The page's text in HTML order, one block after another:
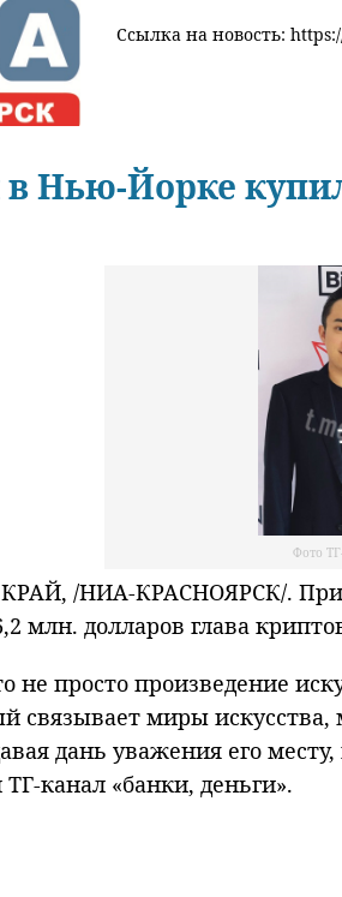
Ссылка на новость:
Нью-Йорке
Фото
/НИА-КРАСНОЯРСК/.
млн. долларов глава
не просто произведение
связывает миры
дань уважения его
канал «банки, деньги».